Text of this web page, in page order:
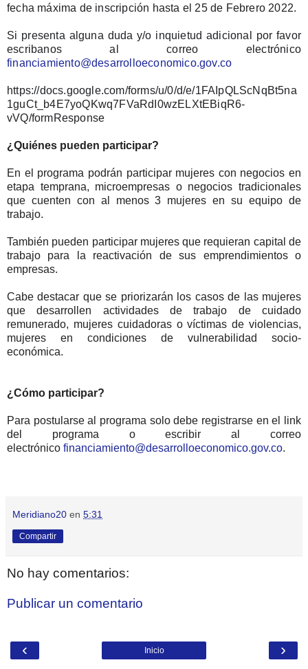
fecha máxima de inscripción hasta el 25 de Febrero 2022.
Si presenta alguna duda y/o inquietud adicional por favor
financiamiento@desarrolloeconomico.gov.co
https://docs.google.com/forms/u/0/d/e/1FAIpQLScNqBt5na
1guCt_b4E7yoQKwq7FVaRdI0wzELXtEBiqR6-
vVQ/formResponse
¿Quiénes pueden participar?
En el programa podrán participar mujeres con negocios en
etapa temprana, microempresas o negocios tradicionales
que cuenten con al menos 3 mujeres en su equipo de
trabajo.
También pueden participar mujeres que requieran capital de
trabajo para la reactivación de sus emprendimientos o
empresas.
Cabe destacar que se priorizarán los casos de las mujeres
que desarrollen actividades de trabajo de cuidado
remunerado, mujeres cuidadoras o víctimas de violencias,
mujeres en condiciones de vulnerabilidad socio-
económica.
¿Cómo participar?
Para postularse al programa solo debe registrarse en el link
del programa o escribir al correo
electrónico financiamiento@desarrolloeconomico.gov.co.
Meridiano20 en 5:31
Compartir
No hay comentarios:
Publicar un comentario
‹ ›
Inicio